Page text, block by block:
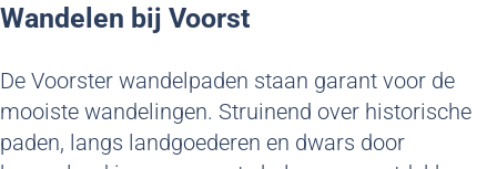
Wandelen bij Voorst
De Voorster wandelpaden staan garant voor de
mooiste wandelingen. Struinend over historische
paden, langs landgoederen en dwars door